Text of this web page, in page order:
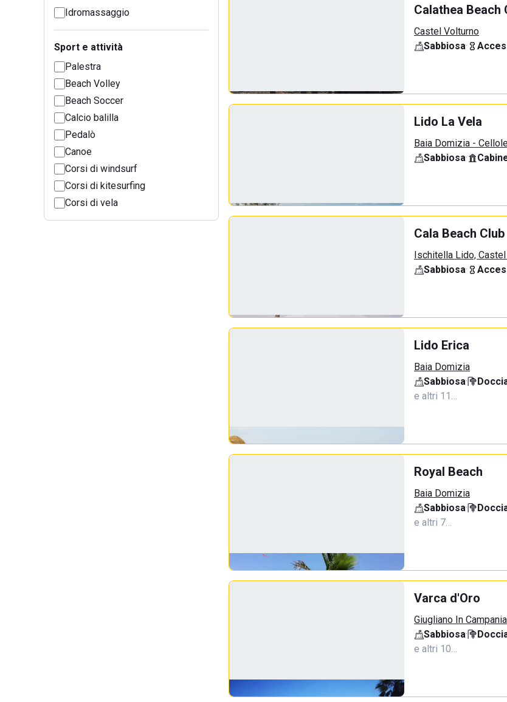
Idromassaggio
Sport e attività
Palestra
Beach Volley
Beach Soccer
Calcio balilla
Pedalò
Canoe
Corsi di windsurf
Corsi di kitesurfing
Corsi di vela
Calathea Beach
Castel Volturno
Sabbiosa·
Lido La Vela
Baia Domizia -
Sabbiosa·
Cala Beach Club
Ischitella Lido,
Sabbiosa·
Lido Erica
Baia Domizia
Sabbiosa·
e altri 11…
Royal Beach
Baia Domizia
Sabbiosa·
e altri 7…
Varca d'Oro
Giugliano In Campania
Sabbiosa·
e altri 10…